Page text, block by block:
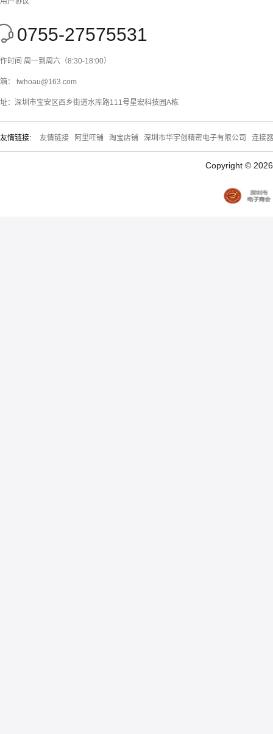
0755-27575531
时间 周一到周六（8:30-18:00）
： twhoau@163.com
：深圳市宝安区西乡街道水库路111号星宏科技园A栋
友情链接: 友情链接 阿里旺铺 淘宝店铺 深圳市华宇创精密电子有限公司 连接
Copyright ©